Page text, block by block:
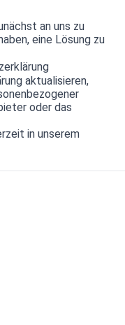
an uns zu
eine Lösung zu
aktualisieren,
oder das
in unserem